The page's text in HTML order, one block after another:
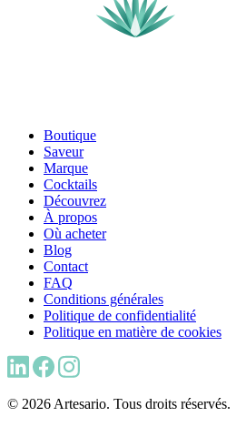
Boutique
Saveur
Marque
Cocktails
Découvrez
À propos
Où acheter
Blog
Contact
FAQ
Conditions générales
Politique de confidentialité
Politique en matière de cookies
© 2026 Artesario. Tous droits réservés.